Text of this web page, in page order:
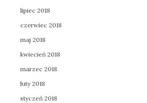
lipiec 2018
czerwiec 2018
maj 2018
kwiecień 2018
marzec 2018
luty 2018
styczeń 2018